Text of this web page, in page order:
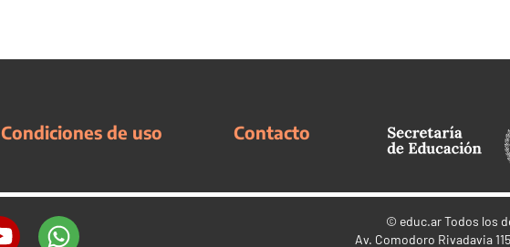
Condiciones de uso Contacto
© educ.arTodos los
Av. Comodoro Rivadavia